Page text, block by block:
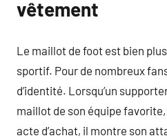
vêtement
Le maillot de foot est bien
sportif. Pour de nombreux
d’identité. Lorsqu’un
maillot de son équipe
acte d’achat, il montre son